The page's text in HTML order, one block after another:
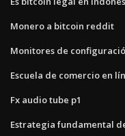
Monero a bitcoin reddit
Monitores de
Escuela de comercio en
Fx audio tube p1
Estrategia fundamental